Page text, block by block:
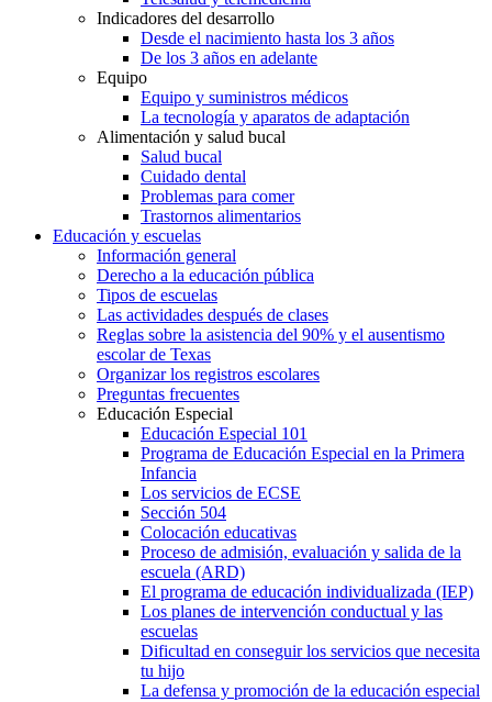
Indicadores del desarrollo
Desde el nacimiento hasta los 3 años
De los 3 años en adelante
Equipo
Equipo y suministros médicos
La tecnología y aparatos de adaptación
Alimentación y salud bucal
Salud bucal
Cuidado dental
Problemas para comer
Trastornos alimentarios
Educación y escuelas
Información general
Derecho a la educación pública
Tipos de escuelas
Las actividades después de clases
Reglas sobre la asistencia del 90% y el ausentismo
escolar de Texas
Organizar los registros escolares
Preguntas frecuentes
Educación Especial
Educación Especial 101
Programa de Educación Especial en la Primera
Infancia
Los servicios de ECSE
Sección 504
Colocación educativas
Proceso de admisión, evaluación y salida de la
escuela (ARD)
El programa de educación individualizada (IEP)
Los planes de intervención conductual y las
escuelas
Dificultad en conseguir los servicios que necesita
tu hijo
La defensa y promoción de la educación especial